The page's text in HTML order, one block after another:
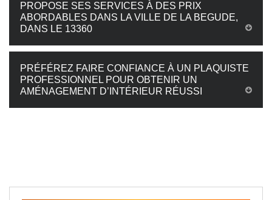
PROPOSE SES SERVICES À DES PRIX
ABORDABLES DANS LA VILLE DE LA BEGUDE,
DANS LE 13360
PRÉFÉREZ FAIRE CONFIANCE À UN PLAQUISTE
PROFESSIONNEL POUR OBTENIR UN
AMÉNAGEMENT D’INTÉRIEUR RÉUSSI